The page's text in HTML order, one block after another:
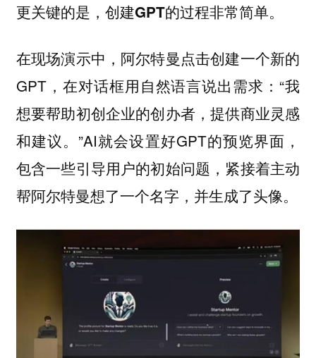
更关键的是，创建GPT的过程非常简单。
在现场演示中，阿尔特曼点击创建一个新的
GPT，在对话框用自然语言说出需求：“我
想要帮助初创企业的创办者，提供商业灵感
和建议。”AI就会设置好GPT的预览界面，
包含一些引导用户的初始问题，紧接着主动
帮阿尔特曼想了一个名字，并生成了头像。